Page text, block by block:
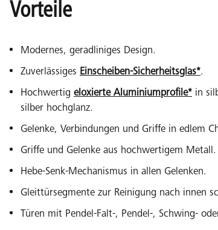
Vorteile
Modernes, geradliniges Design.
Zuverlässiges Einscheiben-Sicherheitsglas*.
Hochwertig eloxierte Aluminiumprofile* in
silber hochglanz.
Gelenke, Verbindungen und Griffe in edlem
Griffe und Gelenke aus hochwertigem Metall.
Hebe-Senk-Mechanismus in allen Gelenken.
Gleittürsegmente zur Reinigung nach innen
Türen mit Pendel-Falt-, Pendel-, Schwing-